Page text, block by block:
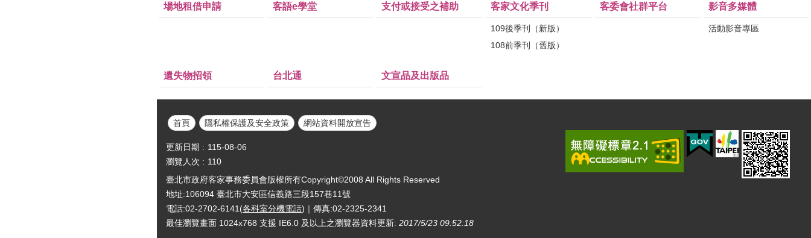
場地租借申請 客語e學堂 支付或接受之補助 客家文化季刊
109後季刊（新版）
108前季刊（舊版）
客委會社群平台 影音多媒體
活動影音專區
遺失物招領 台北通 文宣品及出版品
首頁 隱私權保護及安全政策 網站資料開放宣告
更新日期
115-08-06
瀏覽人次
110
臺北市政府客家事務委員會版權所有Copyright©2008 All Rights Reserved
地址:106094 臺北市大安區信義路三段157巷11號
電話:02-2702-6141(各科室分機電話)｜傳真:02-2325-2341
最佳瀏覽畫面 1024x768 支援 IE6.0 及以上之瀏覽器資料更新: 2017/5/23 09:52:18